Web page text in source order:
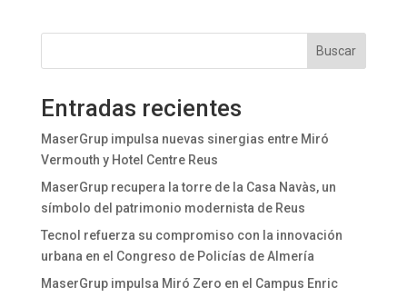
Buscar
Entradas recientes
MaserGrup impulsa nuevas sinergias entre Miró
Vermouth y Hotel Centre Reus
MaserGrup recupera la torre de la Casa Navàs, un
símbolo del patrimonio modernista de Reus
Tecnol refuerza su compromiso con la innovación
urbana en el Congreso de Policías de Almería
MaserGrup impulsa Miró Zero en el Campus Enric